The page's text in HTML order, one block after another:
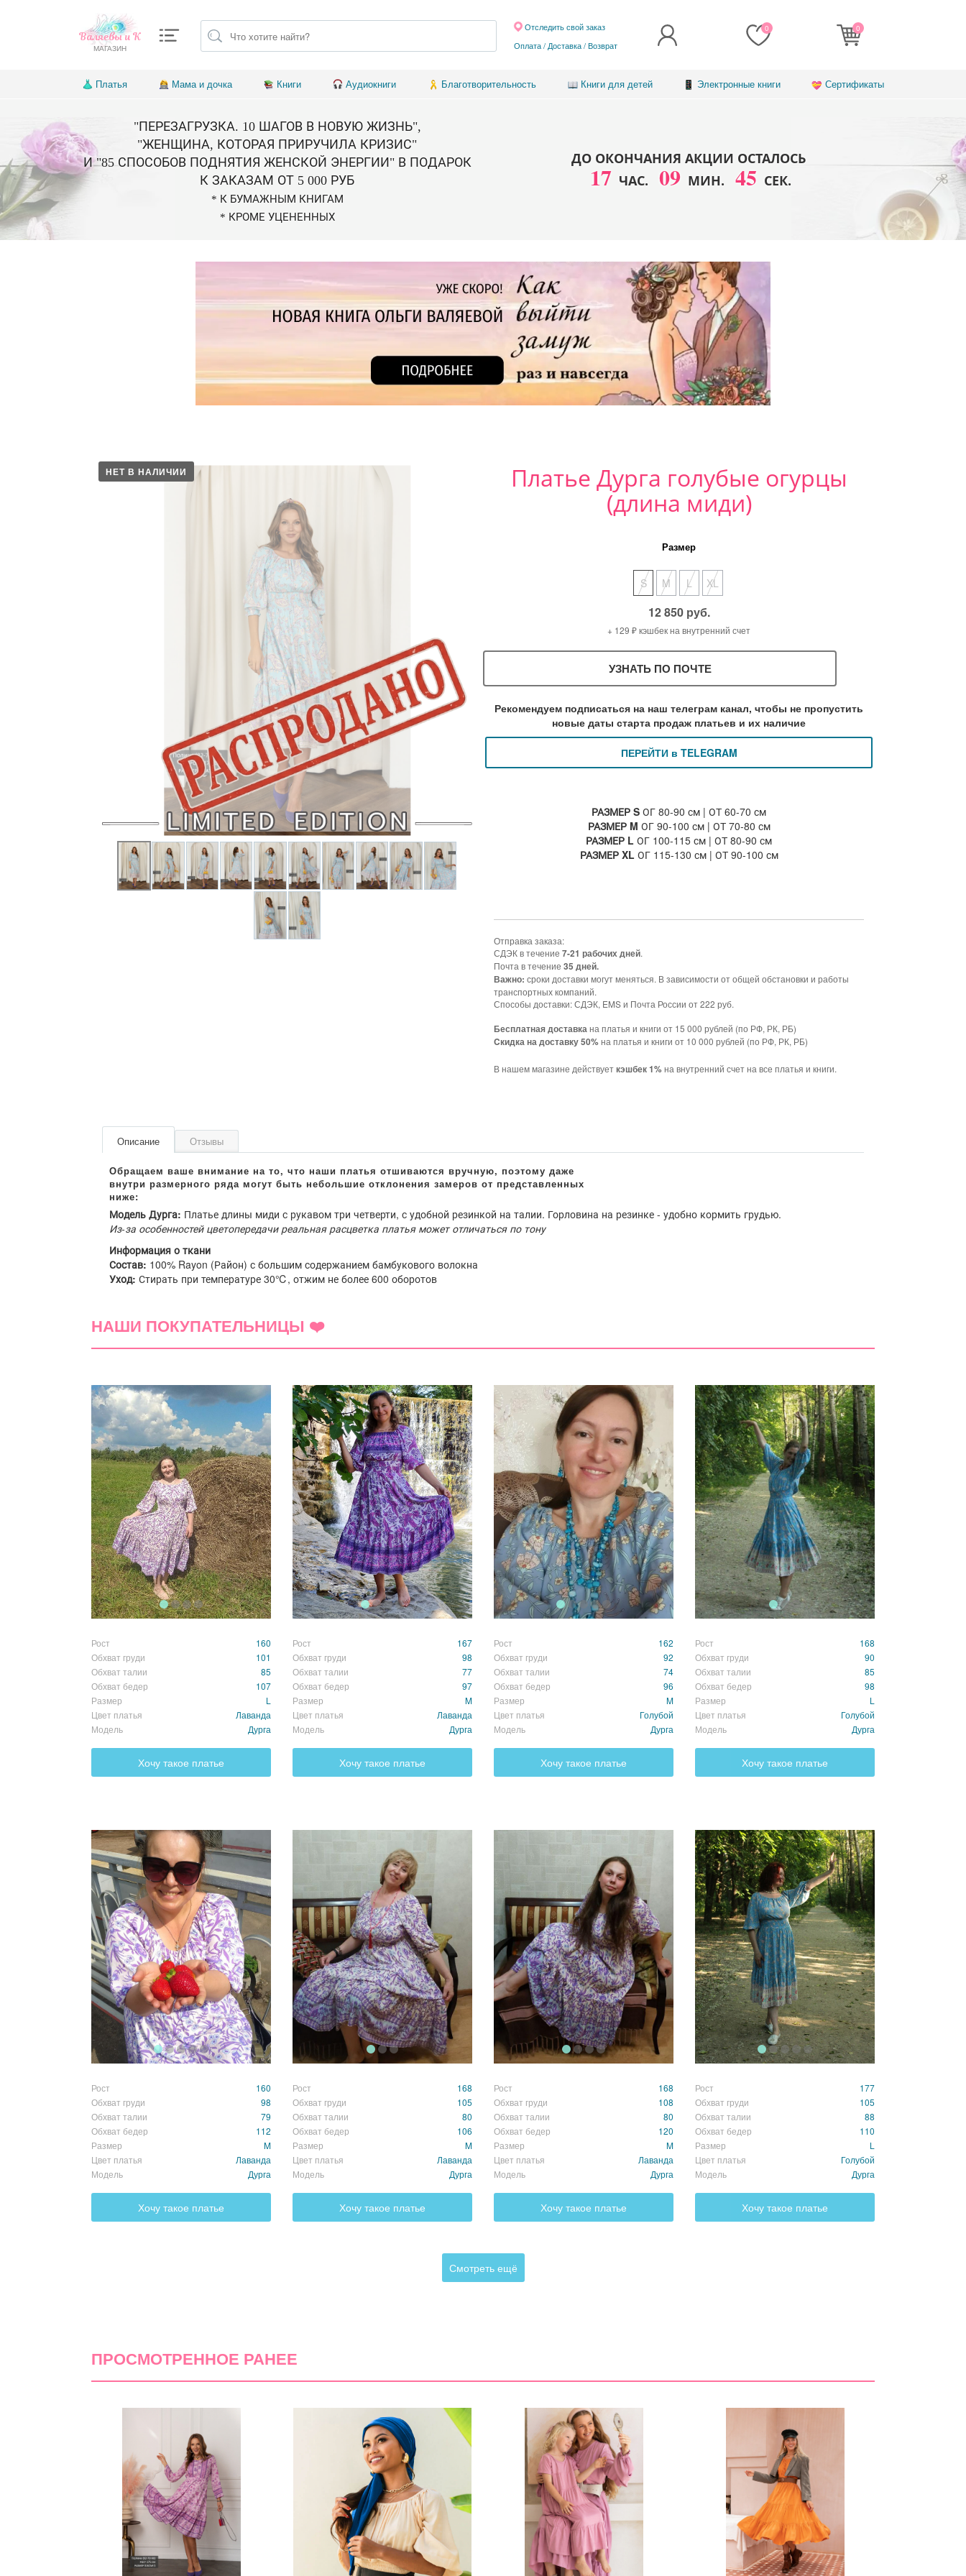
Валяевы и К
МАГАЗИН Оплата / Доставка/Возврат
Отследить свой заказ 0 0
Платья Мама и дочка Книги Аудиокниги Благотворительность Книги для детей Электронные книги Сертификаты
"ПЕРЕЗАГРУЗКА. 10 ШАГОВ В НОВУЮ ЖИЗНЬ",
"ЖЕНЩИНА, КОТОРАЯ ПРИРУЧИЛА КРИЗИС"
И "85 СПОСОБОВ ПОДНЯТИЯ ЖЕНСКОЙ ЭНЕРГИИ" В ПОДАРОК
К ЗАКАЗАМ ОТ 5 000 РУБ
* К БУМАЖНЫМ КНИГАМ
* КРОМЕ УЦЕНЕННЫХ
ДО ОКОНЧАНИЯ АКЦИИ ОСТАЛОСЬ
17 ЧАС. 09 МИН. 43 СЕК.
НЕТ В НАЛИЧИИ
Платье Дурга голубые огурцы
(длина миди)
Размер
S M L XL
12 850 руб.
+ 129 ₽ кэшбек на внутренний счет
УЗНАТЬ ПО ПОЧТЕ
Рекомендуем подписаться на наш телеграм канал, чтобы не пропустить
новые даты старта продаж платьев и их наличие
ПЕРЕЙТИ в TELEGRAM
РАЗМЕР S ОГ 80-90 см | ОТ 60-70 см
РАЗМЕР M ОГ 90-100 см | ОТ 70-80 см
РАЗМЕР L ОГ 100-115 см | ОТ 80-90 см
РАЗМЕР XL ОГ 115-130 см | ОТ 90-100 см
Отправка заказа:
СДЭК в течение 7-21 рабочих дней.
Почта в течение 35 дней.
Важно: сроки доставки могут меняться. В зависимости от общей обстановки и работы
транспортных компаний.
Способы доставки: СДЭК, EMS и Почта России от 222 руб.
Бесплатная доставкана платья и книги от 15 000 рублей (по РФ, РК, РБ)
Cкидка на доставку 50% на платья и книги от 10 000 рублей (по РФ, РК, РБ)
В нашем магазине действуеткэшбек 1% на внутренний счет на все платья и книги.
Описание Отзывы
Модель Дурга: Платье длины миди с рукавом три четверти, с удобной резинкой на талии. Горловина на резинке - удобно кормить грудью.
Из-за особенностей цветопередачи реальная расцветка платья может отличаться по тону
Информация о ткани
Состав: 100% Rayon (Район) с большим содержанием бамбукового волокна
Уход: Стирать при температуре 30℃, отжим не более 600 оборотов
(0)
4 звезды (0)
3 звезды (0)
2 звезды (0)
1 звезда (0)
Сортировка: по дате добавления по полезности
Ещё не добавлено ни одного комментария
НАШИ ПОКУПАТЕЛЬНИЦЫ ❤️
Рост
160
Обхват груди
101
Обхват талии
85
Обхват бедер
107
Размер
L
Цвет платья
Лаванда
Модель
Дурга
Хочу такое платье
Рост
167
Обхват груди
98
Обхват талии
77
Обхват бедер
97
Размер
M
Цвет платья
Лаванда
Модель
Дурга
Хочу такое платье
Рост
162
Обхват груди
92
Обхват талии
74
Обхват бедер
96
Размер
M
Цвет платья
Голубой
Модель
Дурга
Хочу такое платье
Рост
168
Обхват груди
90
Обхват талии
85
Обхват бедер
98
Размер
L
Цвет платья
Голубой
Модель
Дурга
Хочу такое платье
Рост
160
Обхват груди
98
Обхват талии
79
Обхват бедер
112
Размер
M
Цвет платья
Лаванда
Модель
Дурга
Хочу такое платье
Рост
168
Обхват груди
105
Обхват талии
80
Обхват бедер
106
Размер
M
Цвет платья
Лаванда
Модель
Дурга
Хочу такое платье
Рост
168
Обхват груди
108
Обхват талии
80
Обхват бедер
120
Размер
M
Цвет платья
Лаванда
Модель
Дурга
Хочу такое платье
Рост
177
Обхват груди
105
Обхват талии
88
Обхват бедер
110
Размер
L
Цвет платья
Голубой
Модель
Дурга
Хочу такое платье
Смотреть ещё
ПРОСМОТРЕННОЕ РАНЕЕ